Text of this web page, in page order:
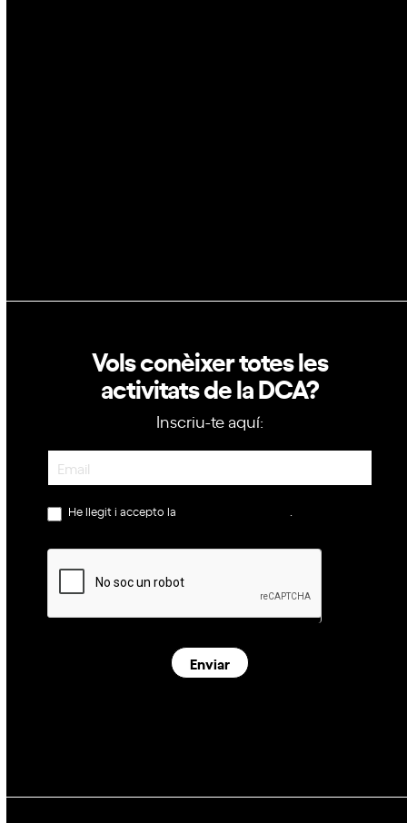
Vols conèixer totes les
activitats de la DCA?
Inscriu-te aquí:
He llegit i accepto la
Enviar